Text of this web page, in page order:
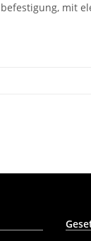
mit